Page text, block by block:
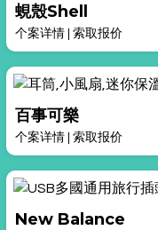
蜆殼Shell
个案详情 索取报价
百事可樂
个案详情 索取报价
New Balance